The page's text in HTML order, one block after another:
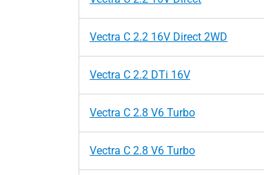
Vectra C 2.2 16V Direct 2WD
Vectra C 2.2 DTi 16V
Vectra C 2.8 V6 Turbo
Vectra C 2.8 V6 Turbo